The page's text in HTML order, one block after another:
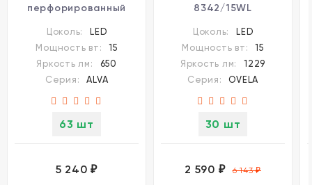
перфорированный
абажуром 15Вт 650Лм
3000;4000;6000K
CRI80 220V LUMION
ALVA
Цоколь:
LED
Мощность вт:
15
Яркость лм:
650
Серия:
ALVA
63 шт
5 240₽
8342/15WL
Цоколь:
LED
Мощность вт:
15
Яркость лм:
1229
Серия:
OVELA
30 шт
2 590 ₽ 6 143₽